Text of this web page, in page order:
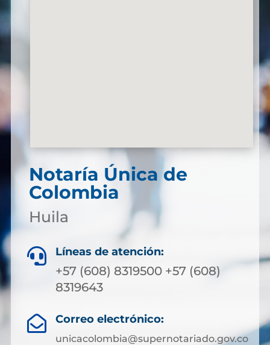
Notaría Única de
Colombia
Huila
 Líneas de atención:
+57 (608) 8319500 +57 (608)
8319643
 Correo electrónico:
unicacolombia@supernotariado.gov.co